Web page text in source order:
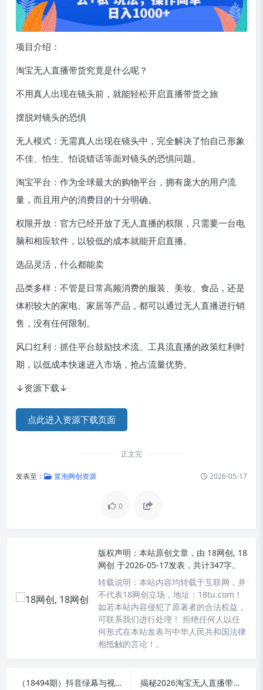
项目介绍：
淘宝无人直播带货究竟是什么呢？
不用真人出现在镜头前，就能轻松开启直播带货之旅
摆脱对镜头的恐惧
无人模式：无需真人出现在镜头中，完全解决了怕自己形象
不佳、怕生、怕说错话等面对镜头的恐惧问题。
淘宝平台：作为全球最大的购物平台，拥有庞大的用户流
量，而且用户的消费目的十分明确。
权限开放：官方已经开放了无人直播的权限，只需要一台电
脑和相应软件，以较低的成本就能开启直播。
选品灵活，什么都能卖
品类多样：不管是日常高频消费的服装、美妆、食品，还是
体积较大的家电、家居等产品，都可以通过无人直播进行销
售，没有任何限制。
风口红利：抓住平台鼓励技术流、工具流直播的政策红利时
期，以低成本快速进入市场，抢占流量优势。
↓资源下载↓
点此进入资源下载页面
正文完
发表至： 冒泡网创资源 2026-05-17
0
版权声明： 本站原创文章，由 18网创, 18
网创 于2026-05-17发表，共计347字。
转载说明： 本站内容均转载于互联网，并
不代表18网创立场，地址：18tu.com！
如若本站内容侵犯了原著者的合法权益，
可联系我们进行处理！ 拒绝任何人以任
何形式在本站发表与中华人民共和国法律
相抵触的言论！。
（18494期）抖音绿幕与视频号直播带货课程：居家按稿念就能起号，手机电脑双场景搭建全揭秘 揭秘2026淘宝无人直播带货15.0：从0起步，轻松日入1k+